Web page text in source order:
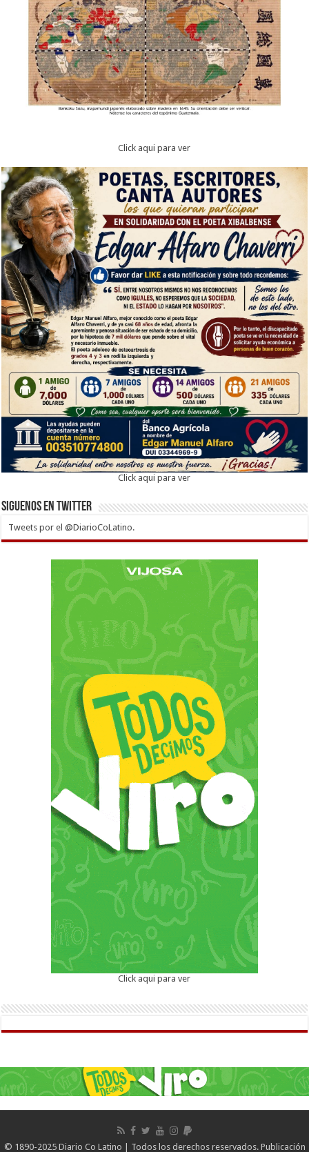
Click aqui para ver
Click aqui para ver
Siguenos en twitter
Tweets por el @DiarioCoLatino.
Click aqui para ver
© 1890-2025 Diario Co Latino | Todos los derechos reservados. Publicación